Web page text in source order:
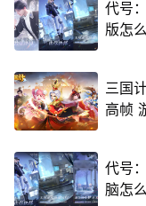
代号
版怎
三国
高帧
代号
脑怎